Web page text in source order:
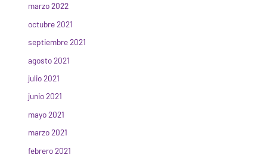
marzo 2022
octubre 2021
septiembre 2021
agosto 2021
julio 2021
junio 2021
mayo 2021
marzo 2021
febrero 2021